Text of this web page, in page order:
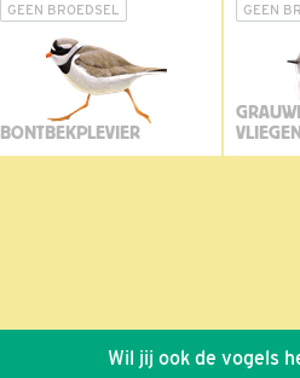
GEEN BROEDSEL
BONTBEKPLEVIER
GEEN
Wil jij ook de vogels